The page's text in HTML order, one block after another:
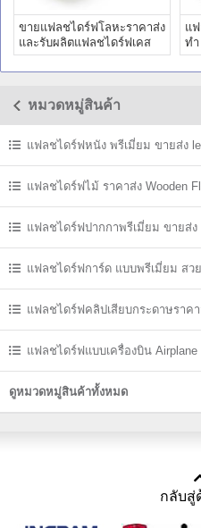
ขายแฟลชไดร์ฟโลหะราคาส่ง
และรับผลิตแฟลชไดร์ฟเคส
หนัง ดีไซน์หรูหรา
แ
ทำ
พ
หมวดหมู่สินค้า
แฟลชไดร์ฟหนัง พรีเมี่ยม ขายส่ง
แฟลชไดร์ฟไม้ ราคาส่ง Wooden
แฟลชไดร์ฟปากกาพรีเมี่ยม ขายส่ง
แฟลชไดร์ฟการ์ด แบบพรีเมี่ยม สว
แฟลชไดร์ฟคลิปเสียบกระดาษราค
ราคาถูกแฟลชไดร์ฟแบบเครื่องบิน
ดูหมวดหมู่สินค้าทั้งหมด
กลับสู่